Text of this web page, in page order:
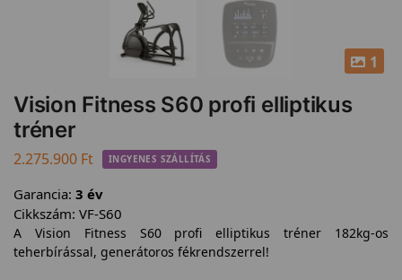
1
Vision Fitness S60 profi elliptikus
tréner
2.275.900 Ft INGYENES SZÁLLÍTÁS
Garancia: 3 év
Cikkszám: VF-S60
A Vision Fitness S60 profi elliptikus tréner 182kg-os
teherbírással, generátoros fékrendszerrel!